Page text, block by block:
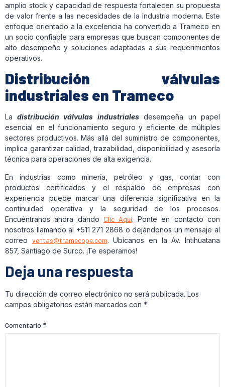
amplio stock y capacidad de respuesta fortalecen su propuesta
de valor frente a las necesidades de la industria moderna. Este
enfoque orientado a la excelencia ha convertido a Trameco en
un socio confiable para empresas que buscan componentes de
alto desempeño y soluciones adaptadas a sus requerimientos
operativos.
Distribución válvulas
industriales en Trameco
La distribución válvulas industrialesdesempeña un papel
esencial en el funcionamiento seguro y eficiente de múltiples
sectores productivos. Más allá del suministro de componentes,
implica garantizar calidad, trazabilidad, disponibilidad y asesoría
técnica para operaciones de alta exigencia.
En industrias como minería, petróleo y gas, contar con
productos certificados y el respaldo de empresas con
experiencia puede marcar una diferencia significativa en la
continuidad operativa y la seguridad de los procesos.
Encuéntranos ahora dando Clic Aquí. Ponte en contacto con
nosotros llamando al +511 271 2868 o dejándonos un mensaje al
correo ventas@tramecope.com. Ubícanos en la Av. Intihuatana
857, Santiago de Surco. ¡Te esperamos!
Deja una respuesta
Tu dirección de correo electrónico no será publicada. Los
campos obligatorios están marcados con *
Comentario *